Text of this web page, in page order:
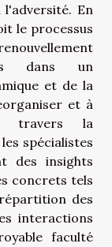
En
le processus
dans un
et de la
et à
travers la
spécialistes
des insights
concrets tels
des
interactions
faculté